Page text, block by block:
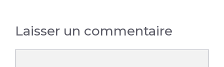
Laisser un commentaire